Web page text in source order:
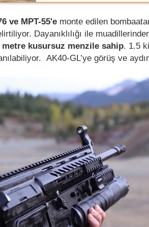
ve MPT-55'e monte edilen
Dayanıklılığı ile
metre kusursuz menzile sahip. 1.5
AK40-GL’ye görüş ve